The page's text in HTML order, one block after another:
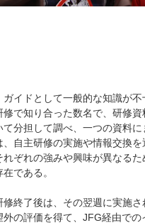
ガイドとして一般的な知識が
修で知り合った数名で、研修
て分担して調べ、一つの資料
、自主研修の実施や情報交換
れぞれの強みや興味が異なる
である。
修終了後は、その翌週に実施
外の評価を得て、JFG経由で